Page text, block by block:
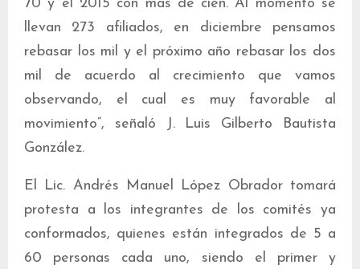
70 y el 2015 con más de cien. Al momento se
llevan 273 afiliados, en diciembre pensamos
rebasar los mil y el próximo año rebasar los dos
mil de acuerdo al crecimiento que vamos
observando, el cual es muy favorable al
movimiento”, señaló J. Luis Gilberto Bautista
González.
El Lic. Andrés Manuel López Obrador tomará
protesta a los integrantes de los comités ya
conformados, quienes están integrados de 5 a
60 personas cada uno, siendo el primer y